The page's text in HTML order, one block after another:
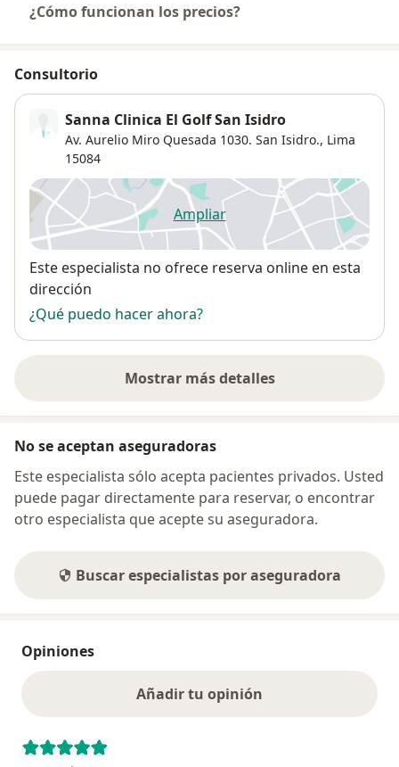
¿Cómo funcionan los precios?
Consultorio
Sanna Clinica El Golf San Isidro
Av. Aurelio Miro Quesada 1030. San Isidro., Lima
15084
Ampliarse abre en una nueva
Disponibilidad
Este especialista no ofrece reserva online en esta
dirección
¿Qué puedo hacer ahora?
Mostrar más detalles
sobre la dirección
No se aceptan aseguradoras
Este especialista sólo acepta pacientes privados. Usted
puede pagar directamente para reservar, o encontrar
otro especialista que acepte su aseguradora.
Buscar especialistas por aseguradora
Opiniones
Añadir tu opinión